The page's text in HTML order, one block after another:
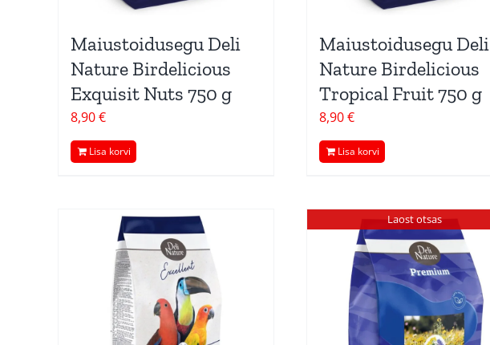
Maiustoidusegu Deli
Nature Birdelicious
Exquisit Nuts 750 g
8,90€
Lisa korvi
Maiustoidusegu Deli
Nature Birdelicious
Tropical Fruit 750 g
8,90€
Lisa korvi
Laost otsas